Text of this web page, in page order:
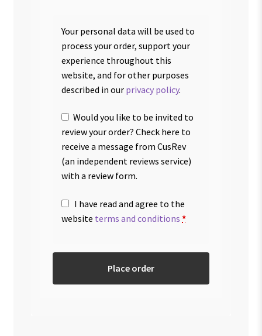
Your personal data will be used to
process your order, support your
experience throughout this
website, and for other purposes
described in our privacy policy.
Would you like to be invited to
review your order? Check here to
receive a message from CusRev
(an independent reviews service)
with a review form.
I have read and agree to the
website terms and conditions *
Place order